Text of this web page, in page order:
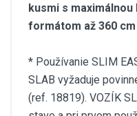
kusmi s
formátom až 360 cm
* Používanie SLIM
SLAB vyžaduje
(ref. 18819). VOZÍK